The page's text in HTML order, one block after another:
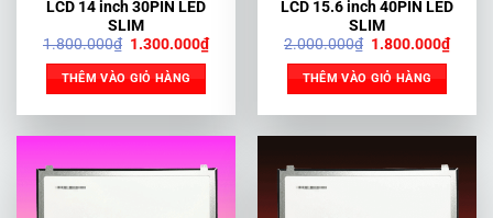
LCD 14 inch 30PIN LED
SLIM
1.800.000₫ Giá
là:
1.800.000₫.
1.300.000₫Giá
hiện
1.300.000₫.
THÊM VÀO GIỎ HÀNG
LCD 15.6 inch 40PIN LED
SLIM
2.000.000₫ Giá
là:
2.000.000₫.
1.800.000₫Giá
hiện
THÊM VÀO GIỎ HÀNG